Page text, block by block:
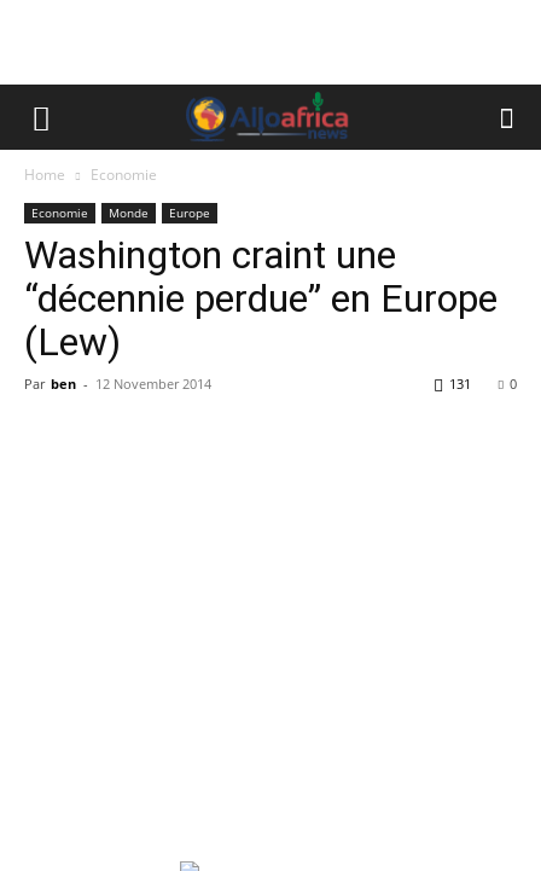
Home Economie
Economie Monde Europe
Washington craint une
“décennie perdue” en Europe
(Lew)
Par ben - 12 November 2014 0
131